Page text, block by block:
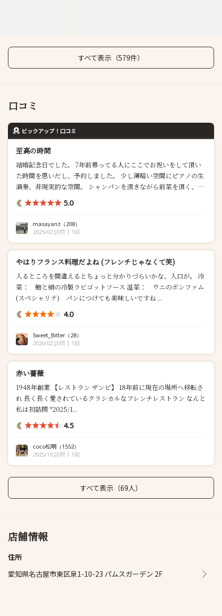
すべて表示（579件）
口コミ
ピックアップ！口コミ
至高の時間
結婚記念日でした。 7年前慕ってる人にここでお祝いをして頂い
た時間を思いだし、予約しました。 少し薄暗い空間にピアノの生
演奏、非現実的な空間。 シャンパンを頂きながら前菜を頂く、サ
ーモンのムース、サラダ、とっても上品、バジルとサーモンの風
味、美味しさが抜群、牡蠣のムニエル、僕は牡蠣があ...
5.0
masayan.t （208）
2025/02 訪問
1回
やはりフランス料理だよね (フレンチじゃなくて笑)
入るところを間違えるとちょっと分かりづらいかな、入口が。 冷
菜： 鮑と蛸の冷製ラビゴットソース 温菜： ウニのボンファム
(スペシャリテ) パンにつけても美味しいですね ...
4.0
Sweet_Bitter （28）
2026/02 訪問
1回
赤い薔薇
1948年創業 【レストラン ザンビ】 18年前に現在の場所へ移転さ
れ 長く長く愛されているクラシカルなフレンチレストラン️ なんと
私は初訪問 *2025/1...
4.5
coco松明 （1552）
2025/10 訪問
1回
すべて表示（69人）
店舗情報
住所
愛知県名古屋市東区泉1-10-23 パムスガーデン 2F